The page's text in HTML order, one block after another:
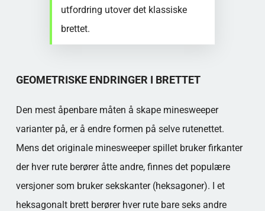
utfordring utover det klassiske
brettet.
GEOMETRISKE ENDRINGER I BRETTET
Den mest åpenbare måten å skape minesweeper
varianter på, er å endre formen på selve rutenettet.
Mens det originale minesweeper spillet bruker firkanter
der hver rute berører åtte andre, finnes det populære
versjoner som bruker sekskanter (heksagoner). I et
heksagonalt brett berører hver rute bare seks andre